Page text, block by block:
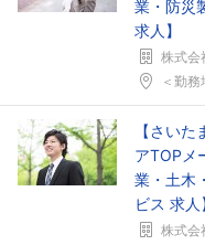
業・防災
求人】
株式会
＜勤務
【さい
アTOPメ
業・土木
ビス 求人
株式会